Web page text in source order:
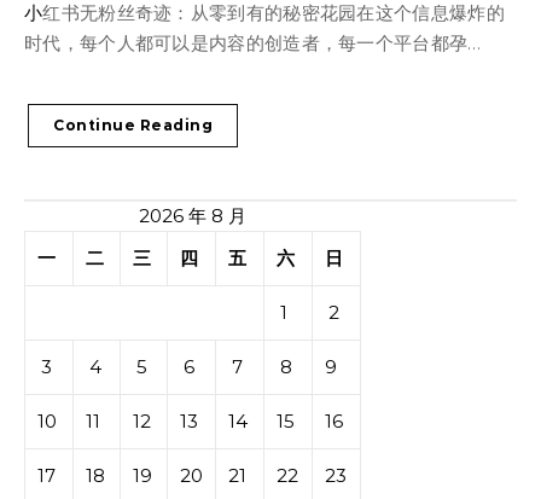
小红书无粉丝奇迹：从零到有的秘密花园在这个信息爆炸的
时代，每个人都可以是内容的创造者，每一个平台都孕…
Continue Reading
2026 年 8 月
一
二 三 四 五 六 日
1 2
3 4 5 6 7 8 9
10 11 12 13 14 15 16
17 18 19 20 21 22 23